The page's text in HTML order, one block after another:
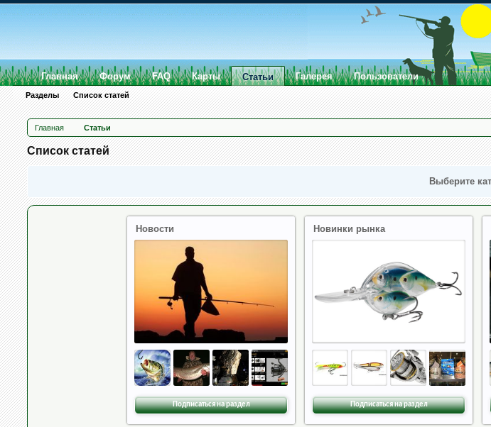
Главная Статьи
Список статей
Выберите
Новости
Подписаться на раздел
Новинки рынка
Подписаться на раздел
Главная Форум FAQ Карты Статьи
Разделы Список статей
Галерея Пользователи